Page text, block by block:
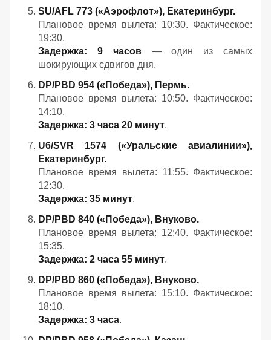
SU/AFL 773 («Аэрофлот»), Екатеринбург.
Плановое время вылета: 10:30. Фактическое:
19:30.
Задержка: 9 часов— один из самых
шокирующих сдвигов дня.
DP/PBD 954 («Победа»), Пермь.
Плановое время вылета: 10:50. Фактическое:
14:10.
Задержка: 3 часа 20 минут.
U6/SVR 1574 («Уральские авиалинии»),
Екатеринбург.
Плановое время вылета: 11:55. Фактическое:
12:30.
Задержка: 35 минут.
DP/PBD 840 («Победа»), Внуково.
Плановое время вылета: 12:40. Фактическое:
15:35.
Задержка: 2 часа 55 минут.
DP/PBD 860 («Победа»), Внуково.
Плановое время вылета: 15:10. Фактическое:
18:10.
Задержка: 3 часа.